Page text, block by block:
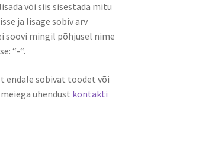
või siis sisestada mitu
ja lisage sobiv arv
soovi mingil põhjusel nime
“-“.
endale sobivat toodet või
ühendust kontakti